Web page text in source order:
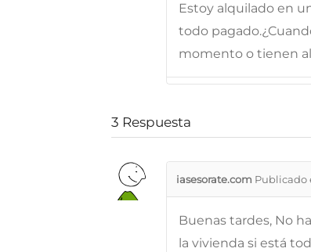
Estoy alquilado en
todo
momento o tienen
3 Respuesta
iasesorate.com Publicado
Buenas tardes, No
la vivienda si está